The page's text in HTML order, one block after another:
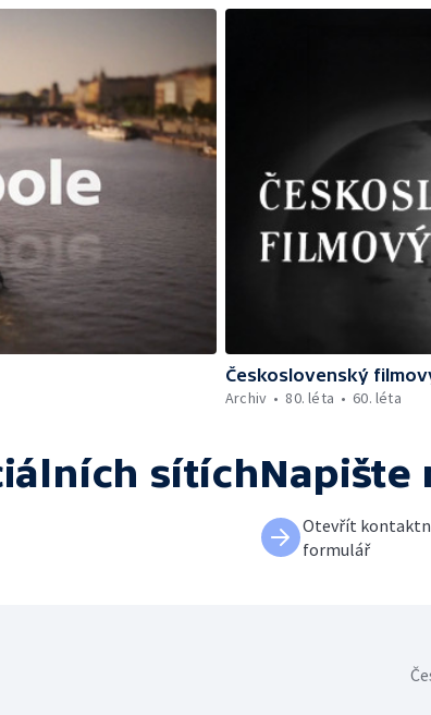
Československý
Archiv
80. léta 60. léta
sítíchNapište
Otevřít
formulář